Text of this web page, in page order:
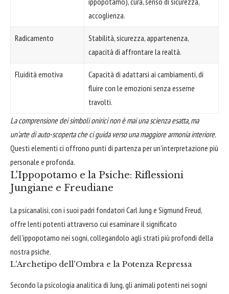
accoglienza.
Radicamento
Stabilità, sicurezza, appartenenza,
capacità di affrontare la realtà.
Fluidità emotiva
Capacità di adattarsi ai cambiamenti, di
fluire con le emozioni senza esserne
travolti.
La comprensione dei simboli onirici non è mai una scienza esatta, ma
un'arte di auto-scoperta che ci guida verso una maggiore armonia interiore.
Questi elementi ci offrono punti di partenza per un'interpretazione più
personale e profonda.
L'Ippopotamo e la Psiche: Riflessioni
Jungiane e Freudiane
La psicanalisi, con i suoi padri fondatori Carl Jung e Sigmund Freud,
offre lenti potenti attraverso cui esaminare il significato
dell'ippopotamo nei sogni, collegandolo agli strati più profondi della
nostra psiche.
L'Archetipo dell'Ombra e la Potenza Repressa
Secondo la psicologia analitica di Jung, gli animali potenti nei sogni